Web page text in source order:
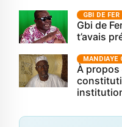
GBI DE FER
Gbi de
t’avais
MANDIAYE
À propos